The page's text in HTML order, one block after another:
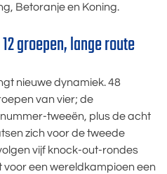
Betoranje en Koning.
groepen, lange route
nieuwe dynamiek. 48
van vier; de
tweeën, plus de acht
zich voor de tweede
vijf knock-out-rondes
een wereldkampioen een